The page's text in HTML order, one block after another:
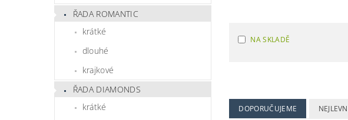
ŘADA ROMANTIC
krátké
dlouhé
krajkové
ŘADA DIAMONDS
krátké
NA SKLADĚ
DOPORUČUJEME